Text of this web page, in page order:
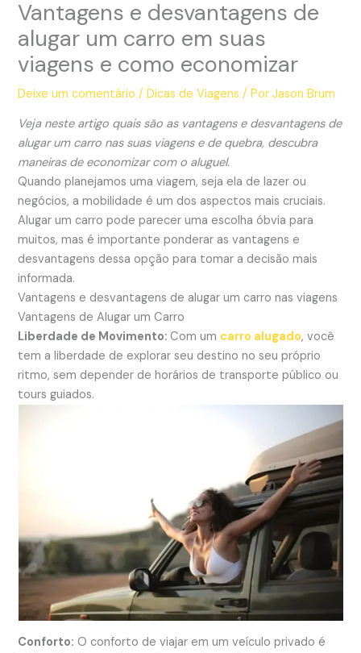
Vantagens e desvantagens de
alugar um carro em suas
viagens e como economizar
Deixe um comentário /Dicas de Viagens / PorJason Brum
Veja neste artigo quais são as vantagens e desvantagens de
alugar um carro nas suas viagens e de quebra, descubra
maneiras de economizar com o aluguel.
Quando planejamos uma viagem, seja ela de lazer ou
negócios, a mobilidade é um dos aspectos mais cruciais.
Alugar um carro pode parecer uma escolha óbvia para
muitos, mas é importante ponderar as vantagens e
desvantagens dessa opção para tomar a decisão mais
informada.
Vantagens e desvantagens de alugar um carro nas viagens
Vantagens de Alugar um Carro
Liberdade de Movimento:Com um carro alugado, você
tem a liberdade de explorar seu destino no seu próprio
ritmo, sem depender de horários de transporte público ou
tours guiados.
Conforto: O conforto de viajar em um veículo privado é